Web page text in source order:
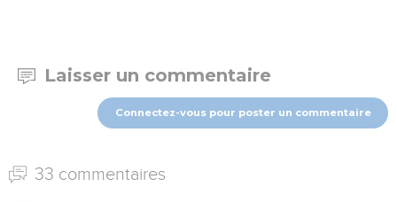
Laisser un commentaire
Connectez-vous pour poster un commentaire
33 commentaires